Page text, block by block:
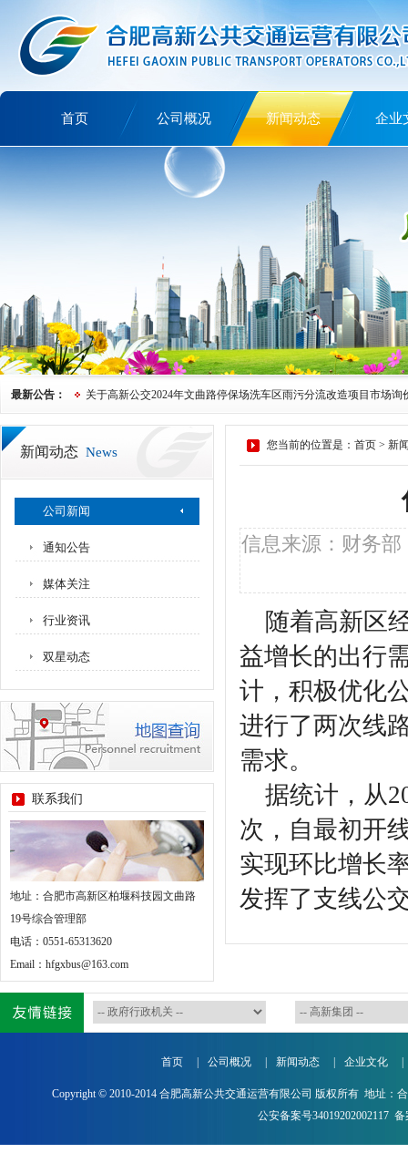
首页 公司概况 新闻动态 企业
最新公告： 关于高新公交2024年文曲路停保场洗车区雨污分流改造项目市场
新闻动态 News
公司新闻
通知公告
媒体关注
行业资讯
双星动态
联系我们
地址：合肥市高新区柏堰科技园文曲路
19号综合管理部
电话：0551-65313620
Email：hfgxbus@163.com
您当前的位置是： 首页 > 新
信息来源：财务
随着高新区
益增长的出行
计，积极优化
进行了两次线
需求。
据统计，从
次，自最初开
实现环比增长
发挥了支线公
首页 公司概况 新闻动态 企业文化
Copyright © 2010-2014 合肥高新公共交通运营有限公司 版权所有 地址：
公安备案号34019202002117 备